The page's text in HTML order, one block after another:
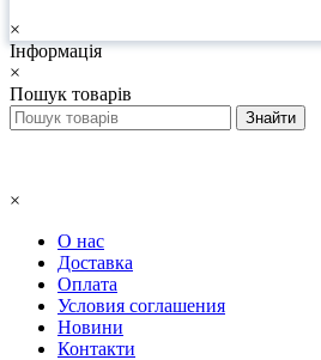
×
Інформація
×
Пошук товарів
×
О нас
Доставка
Оплата
Условия соглашения
Новини
Контакти